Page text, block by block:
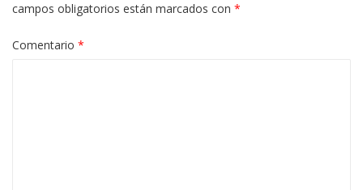
campos obligatorios están marcados con *
Comentario *